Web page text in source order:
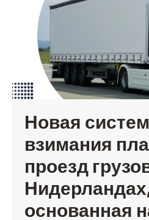
Новая
взимания
проезд
основанная